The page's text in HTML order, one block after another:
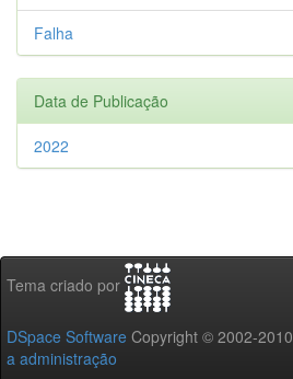
Falha
Data de Publicação
2022
Tema criado por
DSpace Software Copyright © 2002-2010
a administração